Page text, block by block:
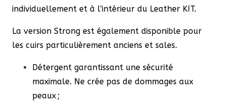
individuellement et à l’intérieur du Leather KIT.
La version Strong est également disponible pour
les cuirs particulièrement anciens et sales.
Détergent garantissant une sécurité
maximale. Ne crée pas de dommages aux
peaux ;